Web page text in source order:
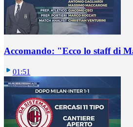
Accomando: "Ecco lo staff di
01:51